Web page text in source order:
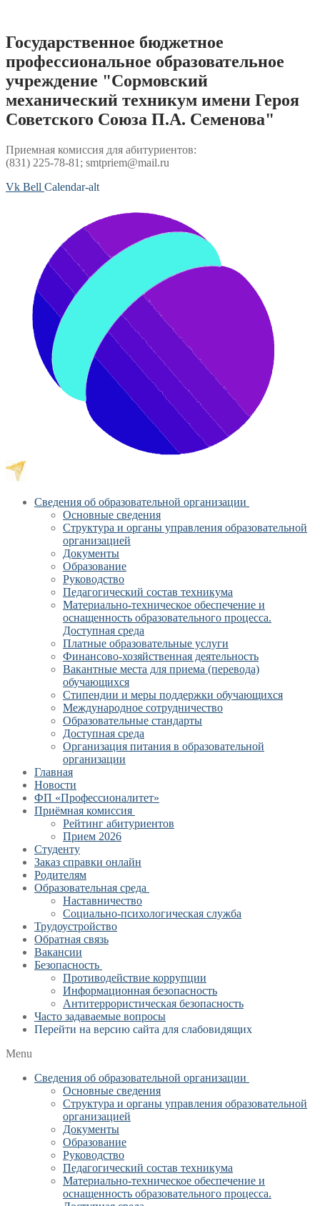
содержимому
Государственное бюджетное
профессиональное образовательное
учреждение "Сормовский
механический техникум имени Героя
Советского Союза П.А. Семенова"
Приемная комиссия для абитуриентов:
(831) 225-78-81; smtpriem@mail.ru
Vk Bell Calendar-alt
Сведения об образовательной организации
Основные сведения
Структура и органы управления образовательной
организацией
Документы
Образование
Руководство
Педагогический состав техникума
Материально-техническое обеспечение и
оснащенность образовательного процесса.
Доступная среда
Платные образовательные услуги
Финансово-хозяйственная деятельность
Вакантные места для приема (перевода)
обучающихся
Стипендии и меры поддержки обучающихся
Международное сотрудничество
Образовательные стандарты
Доступная среда
Организация питания в образовательной
организации
Главная
Новости
ФП «Профессионалитет»
Приёмная комиссия
Рейтинг абитуриентов
Прием 2026
Студенту
Заказ справки онлайн
Родителям
Образовательная среда
Наставничество
Социально-психологическая служба
Трудоустройство
Обратная связь
Вакансии
Безопасность
Противодействие коррупции
Информационная безопасность
Антитеррористическая безопасность
Часто задаваемые вопросы
Перейти на версию сайта для слабовидящих
Menu
Сведения об образовательной организации
Основные сведения
Структура и органы управления образовательной
организацией
Документы
Образование
Руководство
Педагогический состав техникума
Материально-техническое обеспечение и
оснащенность образовательного процесса.